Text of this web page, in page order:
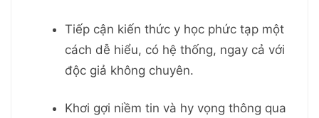
Tiếp cận kiến thức y học phức tạp một
cách dễ hiểu, có hệ thống, ngay cả với
độc giả không chuyên.
Khơi gợi niềm tin và hy vọng thông qua